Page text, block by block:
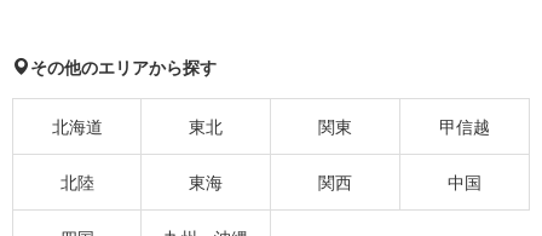
その他のエリアから探す
北海道 東北 関東 甲信越
北陸 東海 関西 中国